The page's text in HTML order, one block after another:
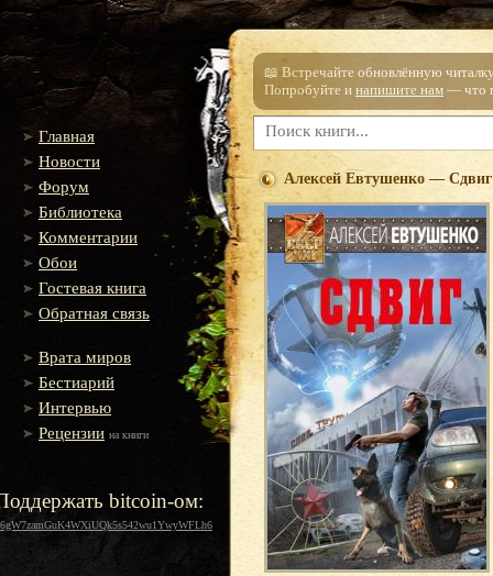
Главная
Новости
Форум
Библиотека
Комментарии
Обои
Гостевая книга
Обратная связь
Врата миров
Бестиарий
Интервью
Рецензии на книги
bitcoin-ом:
📖 Встречайте обновлённую
Попробуйте и напишите нам — что
Алексей Евтушенко — Сдвиг